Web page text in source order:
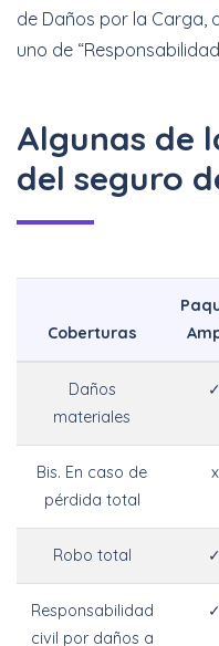
de Daños por la Carga,
uno de
Algunas de
del seguro
Coberturas
Daños
materiales
✓
Bis. En caso de
pérdida total
x
Robo total ✓
Responsabilidad
civil por daños a
✓